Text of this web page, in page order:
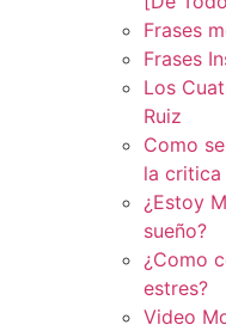
Frases
Frases
Los
Ruiz
Como
la critica
¿Estoy
sueño?
¿Como
estres?
Video